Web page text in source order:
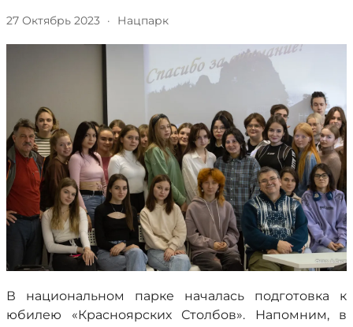
27 Октябрь 2023 · Нацпарк
В национальном парке началась подготовка к
юбилею «Красноярских Столбов». Напомним, в